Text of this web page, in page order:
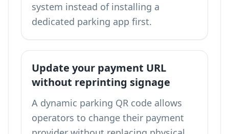
system instead of installing a
dedicated parking app first.
Update your payment URL
without reprinting signage
A dynamic parking QR code allows
operators to change their payment